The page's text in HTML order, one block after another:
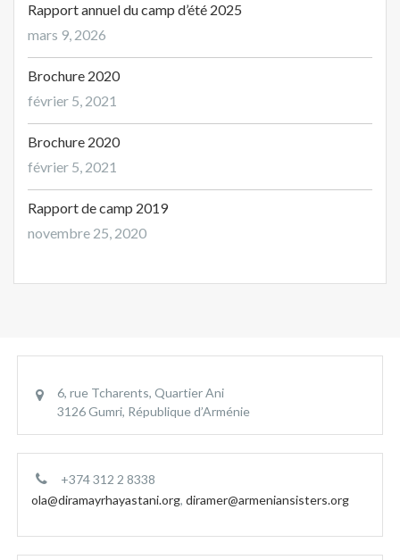
Rapport annuel du camp d’été 2025
mars 9, 2026
Brochure 2020
février 5, 2021
Brochure 2020
février 5, 2021
Rapport de camp 2019
novembre 25, 2020
6, rue Tcharents, Quartier Ani
3126 Gumri, République d’Arménie
+374 312 2 8338
ola@diramayrhayastani.org,diramer@armeniansisters.org